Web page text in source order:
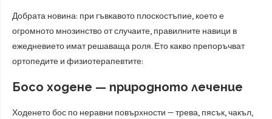
Добрата новина: при гъвкавото плоскостъпие, което е
огромното мнозинство от случаите, правилните навици в
ежедневието имат решаваща роля. Ето какво препоръчват
ортопедите и физиотерапевтите:
Босо ходене — природното лечение
Ходенето бос по неравни повърхности — трева, пясък, чакъл,